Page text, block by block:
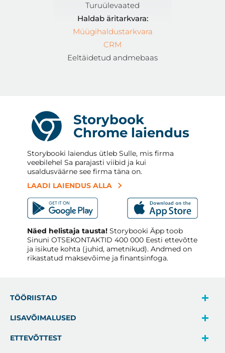
Turuülevaated
Haldab äritarkvara:
Müügihaldustarkvara
CRM
Eeltäidetud andmebaas
Storybook
Chrome laiendus
Storybooki laiendus ütleb Sulle, mis firma
veebilehel Sa parajasti viibid ja kui
usaldusväärne see firma täna on.
LAADI LAIENDUS ALLA
Näed helistaja tausta! Storybooki Äpp toob
Sinuni OTSEKONTAKTID 400 000 Eesti ettevõtte
ja isikute kohta (juhid, ametnikud). Andmed on
rikastatud maksevõime ja finantsinfoga.
TÖÖRIISTAD
LISAVÕIMALUSED
ETTEVÕTTEST